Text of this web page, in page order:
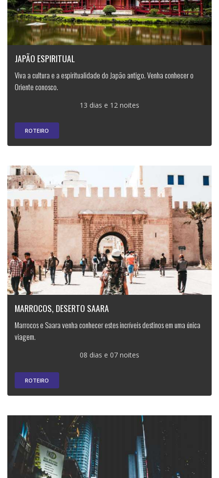
JAPÃO ESPIRITUAL
Viva a cultura e a espiritualidade do Japão antigo. Venha conhecer o
Oriente conosco.
13 dias e 12 noites
ROTEIRO
MARROCOS, DESERTO SAARA
Marrocos e Saara venha conhecer estes incríveis destinos em uma única
viagem.
08 dias e 07 noites
ROTEIRO